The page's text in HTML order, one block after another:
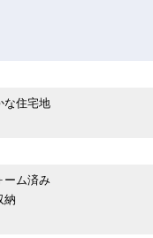
な住宅地
ーム済み
納